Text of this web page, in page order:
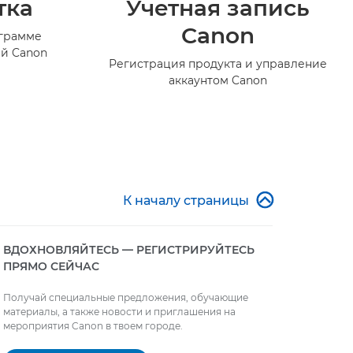
Canon
Учетная запись
Canon
Регистрация продукта и управление
аккаунтом Canon
К началу страницы 
ВДОХНОВЛЯЙТЕСЬ — РЕГИСТРИРУЙТЕСЬ
ПРЯМО СЕЙЧАС
Получай специальные предложения, обучающие
материалы, а также новости и приглашения на
мероприятия Canon в твоем городе.